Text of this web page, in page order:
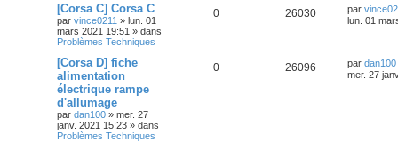
[Corsa C] Corsa C
par vince0211 » lun. 01
mars 2021 19:51 » dans
Problèmes Techniques
0 26030 par
lun. 01
[Corsa D] fiche
alimentation
électrique rampe
d'allumage
par dan100 » mer. 27
janv. 2021 15:23 » dans
Problèmes Techniques
0 26096 par dan100
mer. 27